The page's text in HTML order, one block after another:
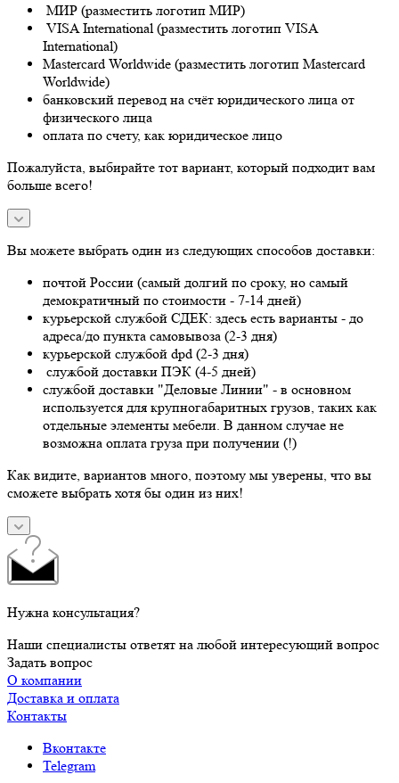
МИР (разместить логотип МИР)
VISA International (разместить логотип VISA
International)
Mastercard Worldwide (разместить логотип Mastercard
Worldwide)
банковский перевод на счёт юридического лица от
физического лица
оплата по счету, как юридическое лицо
Пожалуйста, выбирайте тот вариант, который подходит вам
больше всего!
Вы можете выбрать один из следующих способов доставки:
почтой России (самый долгий по сроку, но самый
демократичный по стоимости - 7-14 дней)
курьерской службой СДЕК: здесь есть варианты - до
адреса/до пункта самовывоза (2-3 дня)
курьерской службой dpd (2-3 дня)
службой доставки ПЭК (4-5 дней)
службой доставки "Деловые Линии" - в основном
используется для крупногабаритных грузов, таких как
отдельные элементы мебели. В данном случае не
возможна оплата груза при получении (!)
Как видите, вариантов много, поэтому мы уверены, что вы
сможете выбрать хотя бы один из них!
Нужна консультация?
Наши специалисты ответят на любой интересующий вопрос
Задать вопрос
О компании
Доставка и оплата
Контакты
Вконтакте
Telegram